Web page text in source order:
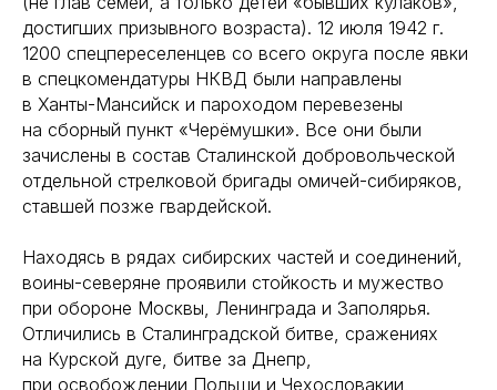
достигших призывного возраста). 12 июля 1942 г.
1200 спецпереселенцев со всего округа после явки
в спецкомендатуры НКВД были направлены
в Ханты-Мансийск и пароходом перевезены
на сборный пункт «Черёмушки». Все они были
зачислены в состав Сталинской добровольческой
отдельной стрелковой бригады омичей-сибиряков,
ставшей позже гвардейской.
Находясь в рядах сибирских частей и соединений,
воины-северяне проявили стойкость и мужество
при обороне Москвы, Ленинграда и Заполярья.
Отличились в Сталинградской битве, сражениях
на Курской дуге, битве за Днепр,
при освобождении Польши и Чехословакии,